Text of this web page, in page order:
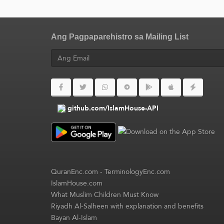
Ang Pagpaparehistro sa Mailing List
github.com/IslamHouse-API
QuranEnc.com-TerminologyEnc.com
IslamHouse.com
What Muslim Children Must Know
Riyadh Al-Salheen with explanation and benefits
Bayan Al-Islam